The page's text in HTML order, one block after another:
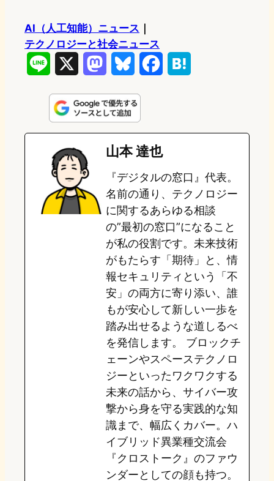
AI（人工知能）ニュース
テクノロジーと社会ニュース
n
e
s
t
o
o
n
u
e
s
k
e
b
o
o
k
e
a
山本 達也
『デジタルの窓口』代表。
名前の通り、テクノロジー
に関するあらゆる相談
の”最初の窓口”になること
が私の役割です。未来技術
がもたらす「期待」と、情
報セキュリティという「不
安」の両方に寄り添い、誰
もが安心して新しい一歩を
踏み出せるような道しるべ
を発信します。 ブロックチ
ェーンやスペーステクノロ
ジーといったワクワクする
未来の話から、サイバー攻
撃から身を守る実践的な知
識まで、幅広くカバー。ハ
イブリッド異業種交流会
『クロストーク』のファウ
ンダーとしての顔も持つ。